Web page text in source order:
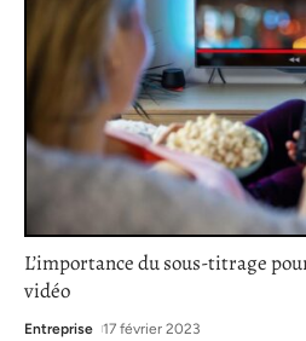
L’importance du sous-titrage
vidéo
Entreprise 17 février 2023